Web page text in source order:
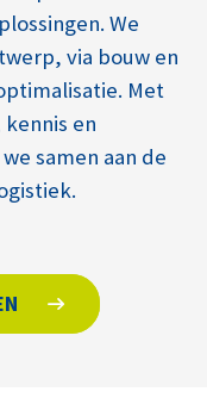
We
via bouw en
Met
en
samen aan de